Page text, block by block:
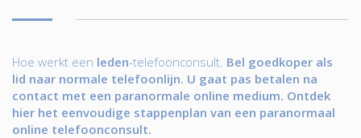
Hoe werkt een leden-telefoonconsult. Bel goedkoper als
lid naar normale telefoonlijn. U gaat pas betalen na
contact met een paranormale online medium. Ontdek
hier het eenvoudige stappenplan van een paranormaal
online telefoonconsult.